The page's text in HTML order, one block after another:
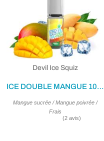
Devil Ice Squiz
ICE DOUBLE MANGUE 10ML
Mangue sucrée / Mangue poivrée /
Frais